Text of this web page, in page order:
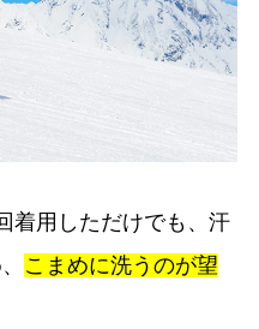
着用しただけでも、汗
こまめに洗うのが望